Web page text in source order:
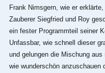
Frank Nimsgern, wie er
Zauberer Siegfried und Roy
ein fester Programmteil seiner
Unfassbar, wie schnell dieser
und gelungen die Mischung
wie wunderschön